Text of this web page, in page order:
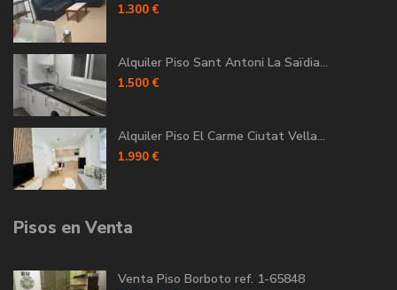
1.300 €
Alquiler Piso Sant Antoni La Saïdia...
1.500 €
Alquiler Piso El Carme Ciutat Vella...
1.990 €
Pisos en Venta
Venta Piso Borboto ref. 1-65848